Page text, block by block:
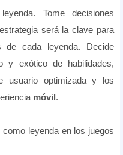
Tome decisiones
será la clave para
de cada leyenda. Decide
y exótico de habilidades,
usuario optimizada y los
móvil.
leyenda en los juegos